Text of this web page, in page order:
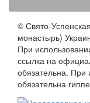
© Свято-
монастырь)
При
ссылка на
обязательна. При
обязательна